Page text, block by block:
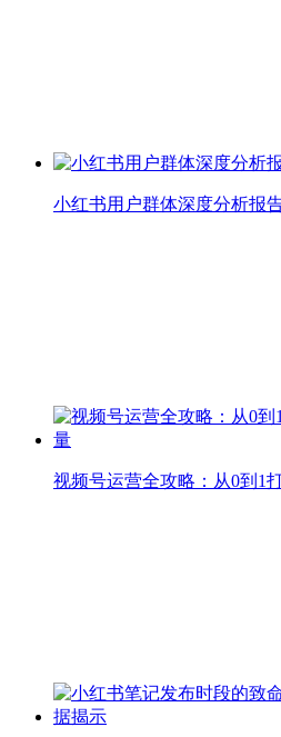
小红书用户群体深度分析报
视频号运营全攻略：从0到1